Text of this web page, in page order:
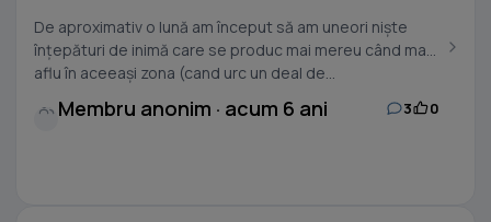
De aproximativ o lună am început să am uneori niște
înțepături de inimă care se produc mai mereu când ma
aflu în aceeași zona (cand urc un deal de...
Membru anonim · acum 6 ani 3 0